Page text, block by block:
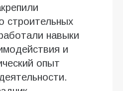
строительных
навыки
и
опыт